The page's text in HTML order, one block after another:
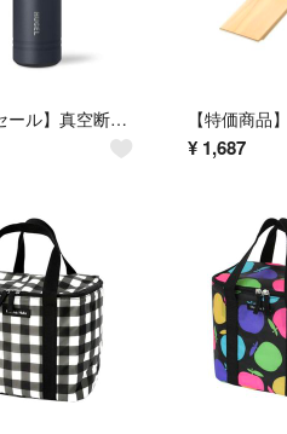
【在庫セール】真空断熱6層構造マグボトル 750ml アイリスオーヤマ HUGE
¥ 1,687